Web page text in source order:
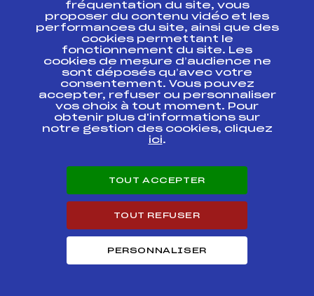
Recevez l’actualité de la FFS, des clubs et des Équipes
de France.
Inscription
En cliquant sur « inscription », j’autorise la FFS à utiliser mon
adresse email pour m’envoyer périodiquement la newsletter
de la FFS, qui peut contenir des offres commerciales et
CONTACT
fréquentation du site, vous
proposer du contenu vidéo et les
performances du site, ainsi que des
cookies permettant le
fonctionnement du site. Les
cookies de mesure d’audience ne
sont déposés qu’avec votre
consentement. Vous pouvez
accepter, refuser ou personnaliser
vos choix à tout moment. Pour
obtenir plus d'informations sur
notre gestion des cookies, cliquez
ici.
TOUT ACCEPTER
TOUT REFUSER
PERSONNALISER